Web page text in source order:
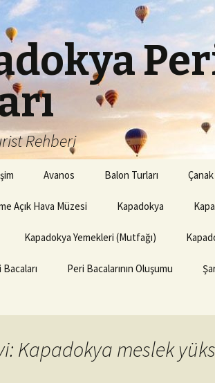
Rehberi
Avanos Balon Turları Çanak
Açık Hava Müzesi Kapadokya
Kapadokya Yemekleri (Mutfağı)
Bacaları Peri Bacalarının Oluşumu
Kapadokya meslek